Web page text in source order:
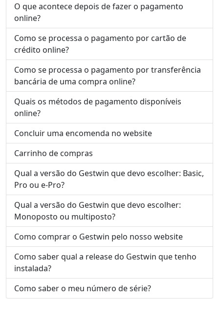
O que acontece depois de fazer o pagamento
online?
Como se processa o pagamento por cartão de
crédito online?
Como se processa o pagamento por transferência
bancária de uma compra online?
Quais os métodos de pagamento disponíveis
online?
Concluir uma encomenda no website
Carrinho de compras
Qual a versão do Gestwin que devo escolher: Basic,
Pro ou e-Pro?
Qual a versão do Gestwin que devo escolher:
Monoposto ou multiposto?
Como comprar o Gestwin pelo nosso website
Como saber qual a release do Gestwin que tenho
instalada?
Como saber o meu número de série?